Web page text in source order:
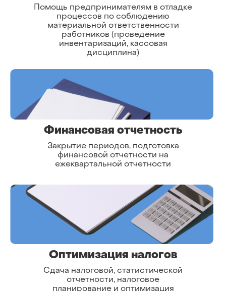
Сдача налоговой, статистической
отчетности, налоговое
планирование и оптимизация
Финансовая отчетность
Оптимизация налогов
Закрытие периодов, подготовка
финансовой отчетности на
ежеквартальной отчетности
Помощь предпринимателям в отладке
процессов по соблюдению
материальной ответственности
работников (проведение
инвентаризаций, кассовая
дисциплина)